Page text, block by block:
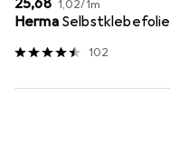
EUR
25,68 1,02/1m
Herma Selbstklebefolie
102